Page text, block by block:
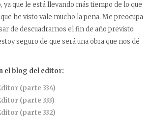
ya que le está llevando más tiempo de lo que
he visto vale mucho la pena. Me preocupa
de descuadrarnos el fin de año previsto
seguro de que será una obra que nos dé
el blog del editor:
(parte 334)
(parte 333)
(parte 332)